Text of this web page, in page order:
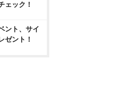
ェック！
ント、サイ
ゼント！